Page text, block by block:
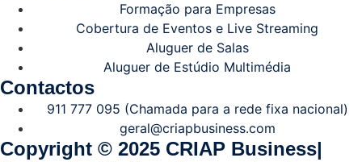
Formação para Empresas
Cobertura de Eventos e Live Streaming
Aluguer de Salas
Aluguer de Estúdio Multimédia
Contactos
911 777 095 (Chamada para a rede fixa nacional)
geral@criapbusiness.com
Copyright © 2025 CRIAP Business|